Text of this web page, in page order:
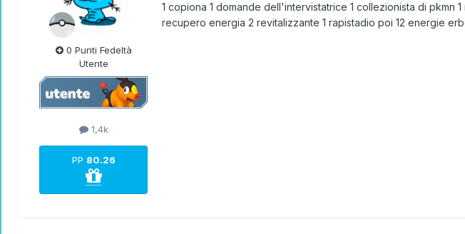
0 Punti Fedeltà
Utente
1,4k
PP 80.26
1 copiona 1 domande dell'intervistatrice 1 collezionista di pkmn
recupero energia 2 revitalizzante 1 rapistadio poi 12 energie